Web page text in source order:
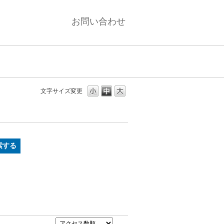
お問い合わせ
文字サイズ変更